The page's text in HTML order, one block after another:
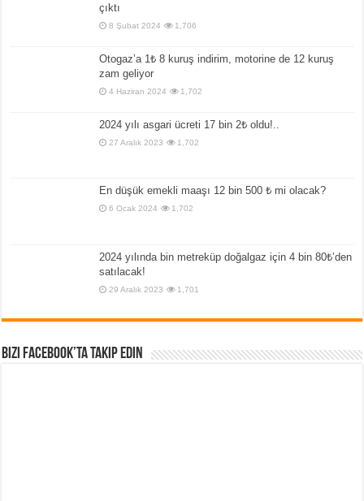
çıktı
8 Şubat 2024 1,706
Otogaz’a 1₺ 8 kuruş indirim, motorine de 12 kuruş
zam geliyor
4 Haziran 2024 1,702
2024 yılı asgari ücreti 17 bin 2₺ oldu!..
27 Aralık 2023 1,702
En düşük emekli maaşı 12 bin 500 ₺ mi olacak?
6 Ocak 2024 1,702
2024 yılında bin metreküp doğalgaz için 4 bin 80₺’den
satılacak!
29 Aralık 2023 1,701
Bizi Facebook’ta Takip Edin